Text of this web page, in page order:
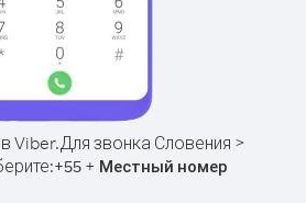
Viber.Для звонка Словения >
+55+ Местный номер